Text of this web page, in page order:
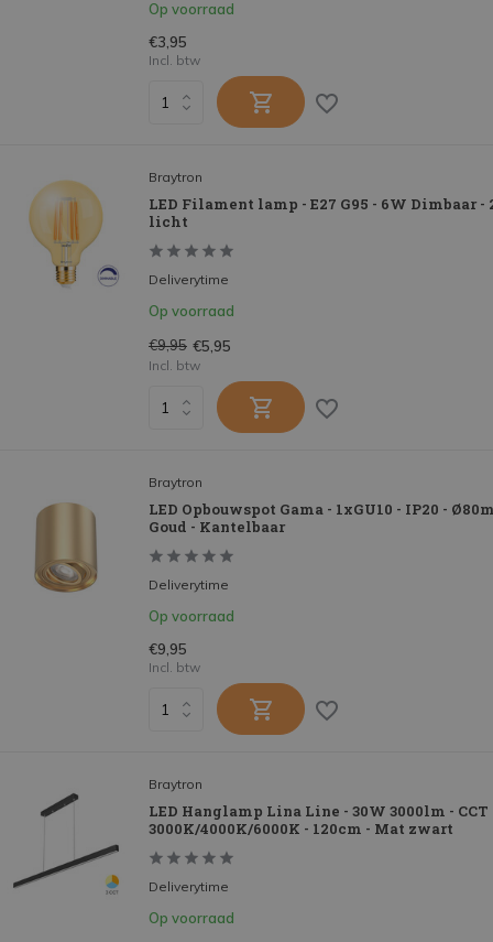
Op voorraad
€3,95
Incl. btw
Braytron
LED Filament lamp - E27 G95 - 6W Dimbaar
licht
Deliverytime
Op voorraad
€9,95 €5,95
Incl. btw
Braytron
LED Opbouwspot Gama - 1xGU10 - IP20 -
Goud - Kantelbaar
Deliverytime
Op voorraad
€9,95
Incl. btw
Braytron
LED Hanglamp Lina Line - 30W 3000lm - CCT
3000K/4000K/6000K - 120cm - Mat zwart
Deliverytime
Op voorraad